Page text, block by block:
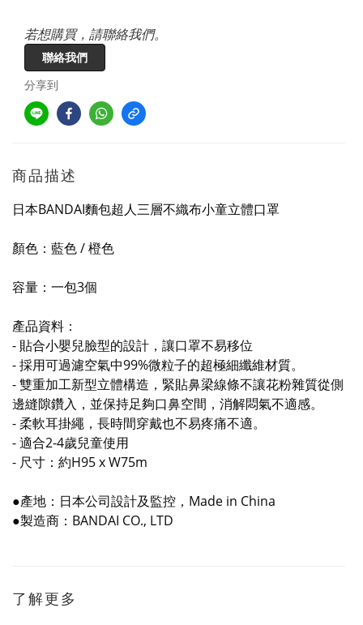
若想購買，請聯絡我們。
聯絡我們
分享到
商品描述
日本BANDAI麵包超人三層不織布小童立體口罩
顏色：藍色 / 橙色
容量：一包3個
產品資料：
- 貼合小嬰兒臉型的設計，讓口罩不易移位
- 採用可過濾空氣中99%微粒子的超極細纖維材質。
- 雙重加工新型立體構造，緊貼鼻梁線條不讓花粉雜質從側
邊縫隙鑽入，並保持足夠口鼻空間，消解悶氣不適感。
- 柔軟耳掛繩，長時間穿戴也不易疼痛不適。
- 適合2-4歲兒童使用
- 尺寸：約H95 x W75m
●產地：日本公司設計及監控，Made in China
●製造商：BANDAI CO., LTD
了解更多